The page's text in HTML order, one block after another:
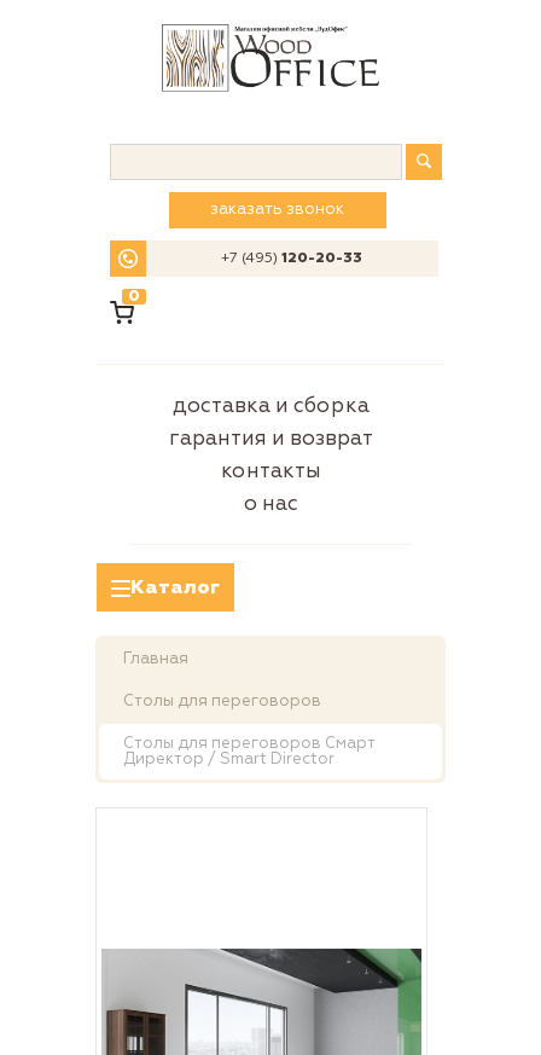
заказать звонок
+7 (495)120-20-33
0
доставка и сборка
гарантия и возврат
контакты
о нас
Каталог
Главная
Столы для переговоров
Столы для переговоров Смарт
Директор / Smart Director